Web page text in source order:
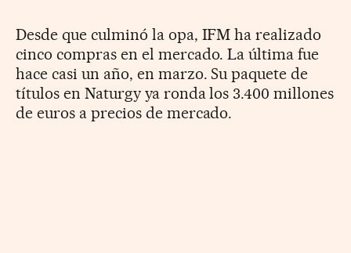
Desde que culminó la opa, IFM ha realizado
cinco compras en el mercado. La última fue
hace casi un año, en marzo. Su paquete de
títulos en Naturgy ya ronda los 3.400 millones
de euros a precios de mercado.